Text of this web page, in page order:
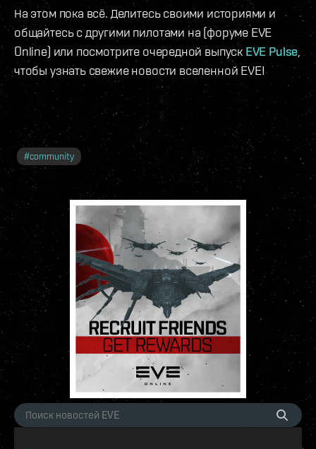
На этом пока всё. Делитесь своими историями и
общайтесь с другими пилотами на (форуме EVE
Online) или посмотрите очередной выпуск EVE Pulse,
чтобы узнать свежие новости вселенной EVE!
#community